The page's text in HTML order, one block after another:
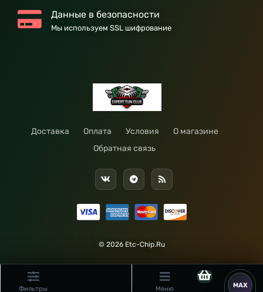
Данные в безопасности
Мы используем SSL шифрование
Доставка Оплата Условия
О магазине
Обратная связь
© 2026 Etc-Chip.Ru
Фильтры Меню